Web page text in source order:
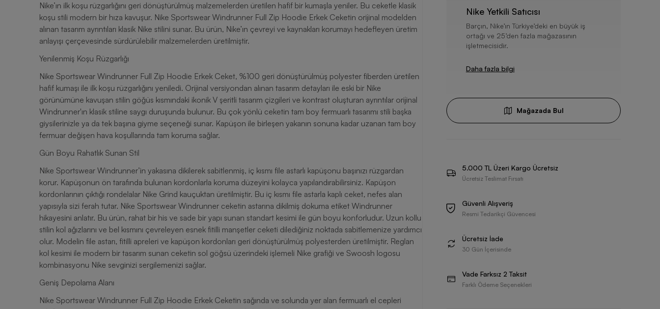
Nike’ın ilk koşu rüzgarlığını geri dönüştürülmüş malzemelerden üretilen hafif bir kumaşla yeniler. Bu ceketle klasik
koşu stili modern bir hıza kavuşur. Nike Sportswear Windrunner Full Zip Hoodie Erkek Ceketin orijinal modelden
alınan tasarım ayrıntıları klasik Nike stilini sunar. Bu ürün, Nike’ın çevreyi ve kaynakları korumayı hedefleyen üretim
anlayışı çerçevesinde sürdürülebilir malzemelerden üretilmiştir.
Yenilenmiş Koşu Rüzgarlığı
Nike Sportswear Windrunner Full Zip Hoodie Erkek Ceket, %100 geri dönüştürülmüş polyester fiberden üretilen
hafif kumaşı ile ilk koşu rüzgarlığını yeniledi. Orijinal versiyondan alınan tasarım detayları ile eski bir Nike
görünümüne kavuşan stilin göğüs kısmındaki ikonik V şeritli tasarım çizgileri ve kontrast oluşturan ayrıntılar orijinal
Windrunner'ın klasik stiline saygı duruşunda bulunur. Bu çok yönlü ceketin tam boy fermuarlı tasarımı stili başka
giysilerinizle ya da tek başına giyme seçeneği sunar. Kapüşon ile birleşen yakanın sonuna kadar uzanan tam boy
fermuar değişen hava koşullarında tam koruma sağlar.
Gün Boyu Rahatlık Sunan Stil
Nike Sportswear Windrunner’in yakasına dikilerek sabitlenmiş, iç kısmı file astarlı kapüşonu başınızı rüzgardan
korur. Kapüşonun ön tarafında bulunan kordonlarla koruma düzeyini kolayca yapılandırabilirsiniz. Kapüşon
kordonlarının çıktığı rondelalar Nike Grind kauçuktan üretilmiştir. Bu iç kısmı file astarla kaplı ceket, nefes alan
yapısıyla sizi ferah tutar. Nike Sportswear Windrunner ceketin astarına dikilmiş dokuma etiket Windrunner
hikayesini anlatır. Bu ürün, rahat bir his ve sade bir yapı sunan standart kesimi ile gün boyu konforludur. Uzun kollu
stilin kol ağızlarını ve bel kısmını çevreleyen esnek fitilli manşetler ceketi dilediğiniz noktada sabitlemenize yardımcı
olur. Modelin file astarı, fitilli apreleri ve kapüşon kordonları geri dönüştürülmüş polyesterden üretilmiştir. Reglan
kol kesimi ile modern bir tasarım sunan ceketin sol göğsü üzerindeki işlemeli Nike grafiği ve Swoosh logosu
kombinasyonu Nike sevginizi sergilemenizi sağlar.
Geniş Depolama Alanı
Nike Sportswear Windrunner Full Zip Hoodie Erkek Ceketin sağında ve solunda yer alan fermuarlı el cepleri
Nike Yetkili Satıcısı
Barçın, Nike’ın Türkiye’deki en büyük iş
ortağı ve 25’den fazla mağazasının
işletmecisidir.
Daha fazla bilgi
Mağazada Bul
5.000 TL Üzeri Kargo Ücretsiz
Ücretsiz Teslimat Fırsatı
Güvenli Alışveriş
Resmi Tedarikçi Güvencesi
Ücretsiz İade
30 Gün İçerisinde
Vade Farksız 2 Taksit
Farklı Ödeme Seçenekleri